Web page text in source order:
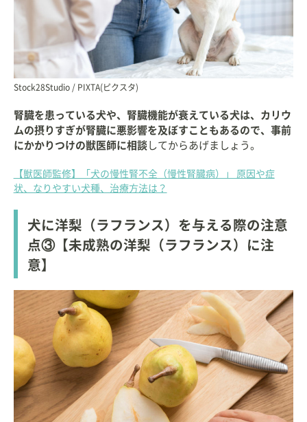
Stock28Studio / PIXTA(ピクスタ)
腎臓を患っている犬や、腎臓機能が衰えている犬は、カリウ
ムの摂りすぎが腎臓に悪影響を及ぼすこともあるので、事前
にかかりつけの獣医師に相談してからあげましょう。
【獣医師監修】「犬の慢性腎不全（慢性腎臓病）」 原因や症
状、なりやすい犬種、治療方法は？
犬に洋梨（ラフランス）を与える際の注意
点③【未成熟の洋梨（ラフランス）に注
意】